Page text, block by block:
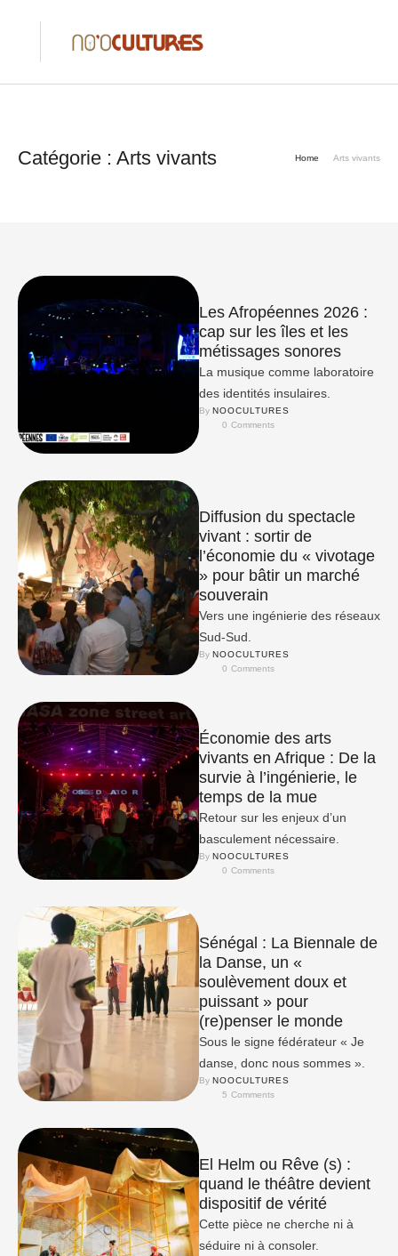
Catégorie : Arts vivants Home Arts vivants
Les Afropéennes 2026 :
cap sur les îles et les
métissages sonores
La musique comme laboratoire
des identités insulaires.
By NOOCULTURES
0 Comments
Diffusion du spectacle
vivant : sortir de
l’économie du « vivotage
» pour bâtir un marché
souverain
Vers une ingénierie des réseaux
Sud-Sud.
By NOOCULTURES
0 Comments
Économie des arts
vivants en Afrique : De la
survie à l’ingénierie, le
temps de la mue
Retour sur les enjeux d’un
basculement nécessaire.
By NOOCULTURES
0 Comments
Sénégal : La Biennale de
la Danse, un «
soulèvement doux et
puissant » pour
(re)penser le monde
Sous le signe fédérateur « Je
danse, donc nous sommes ».
By NOOCULTURES
5 Comments
El Helm ou Rêve (s) :
quand le théâtre devient
dispositif de vérité
Cette pièce ne cherche ni à
séduire ni à consoler.